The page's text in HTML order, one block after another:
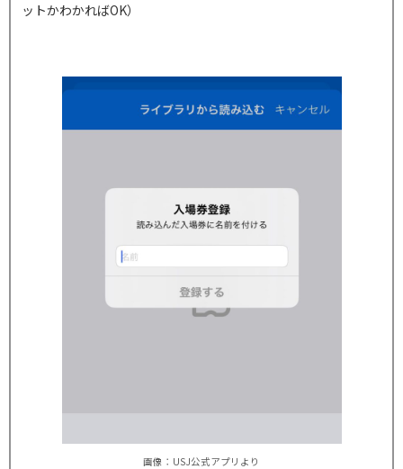
ットかわかればOK）
画像：USJ公式アプリより